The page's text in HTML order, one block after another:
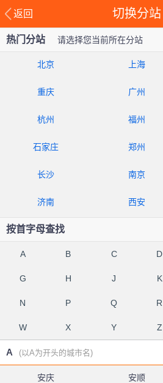
返回 切换分站
热门分站 请选择您当前所在分站
北京 上海
重庆 广州
杭州 福州
石家庄 郑州
长沙 南京
济南 西安
按首字母查找
A B C D
G H J K
N P Q R
W X Y Z
A (以A为开头的城市名)
安庆 安顺